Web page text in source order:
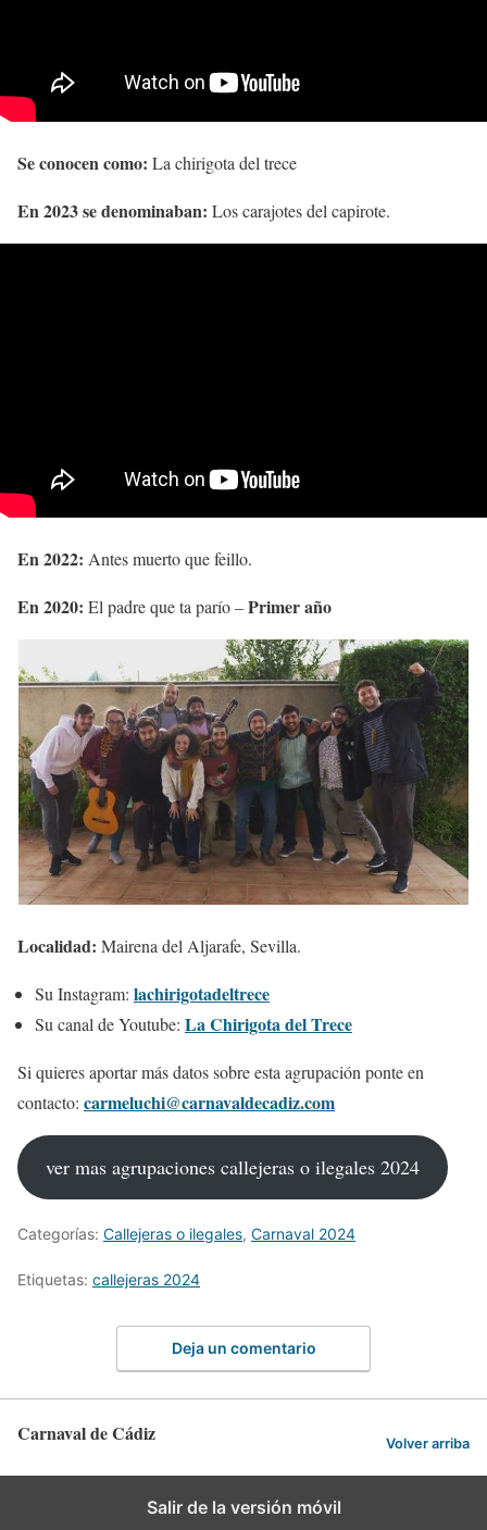
Se conocen como: La chirigota del trece
En 2023 se denominaban: Los carajotes del capirote.
En 2022: Antes muerto que feillo.
En 2020: El padre que ta parío –Primer año
Localidad: Mairena del Aljarafe, Sevilla.
Su Instagram: lachirigotadeltrece
Su canal de Youtube: La Chirigota del Trece
Si quieres aportar más datos sobre esta agrupación ponte en
contacto: carmeluchi@carnavaldecadiz.com
ver mas agrupaciones callejeras o ilegales 2024
Categorías: Callejeras o ilegales, Carnaval 2024
Etiquetas: callejeras 2024
Deja un comentario
Carnaval de Cádiz Volver arriba
Salir de la versión móvil